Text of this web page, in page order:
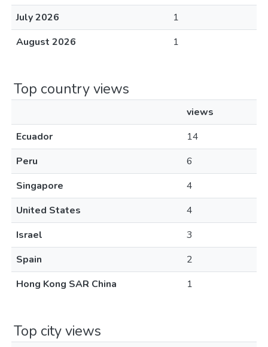
July 2026
1
August 2026
1
Top country views
views
Ecuador
14
Peru
6
Singapore
4
United States
4
Israel
3
Spain
2
Hong Kong SAR China
1
Top city views